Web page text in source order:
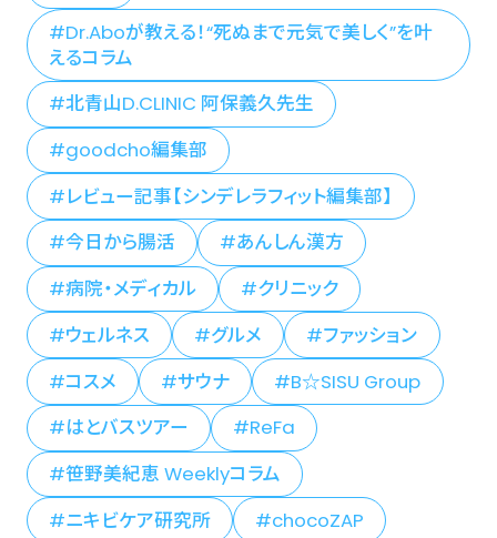
Dr.Aboが教える！“死ぬまで元気で美しく”を叶
えるコラム
北青山D.CLINIC 阿保義久先生
goodcho編集部
レビュー記事【シンデレラフィット編集部】
今日から腸活
あんしん漢方
病院・メディカル
クリニック
ウェルネス
グルメ
ファッション
コスメ
サウナ
B☆SISU Group
はとバスツアー
ReFa
笹野美紀恵 Weeklyコラム
ニキビケア研究所
chocoZAP